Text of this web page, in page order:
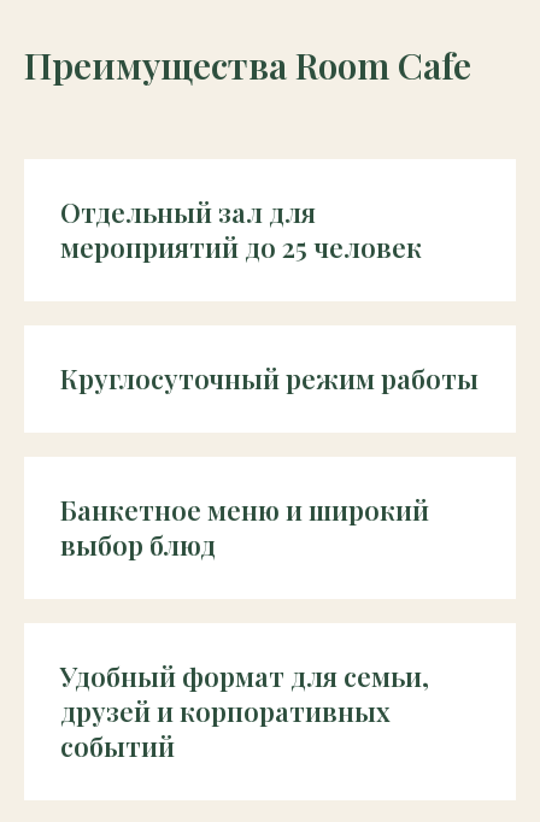
Преимущества Room Cafe
Отдельный зал для
мероприятий до 25 человек
Круглосуточный режим работы
Банкетное меню и широкий
выбор блюд
Удобный формат для семьи,
друзей и корпоративных
событий